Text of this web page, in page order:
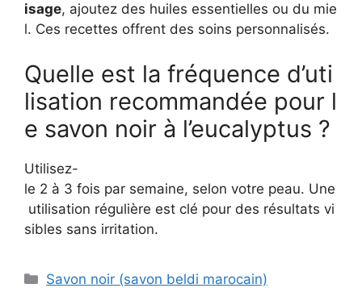
isage, ajoutez des huiles essentielles ou du mie
l. Ces recettes offrent des soins personnalisés.
Quelle est la fréquence d’uti
lisation recommandée pour l
e savon noir à l’eucalyptus ?
Utilisez-
le 2 à 3 fois par semaine, selon votre peau. Une
utilisation régulière est clé pour des résultats vi
sibles sans irritation.
Catégories
Savon noir (savon beldi marocain)